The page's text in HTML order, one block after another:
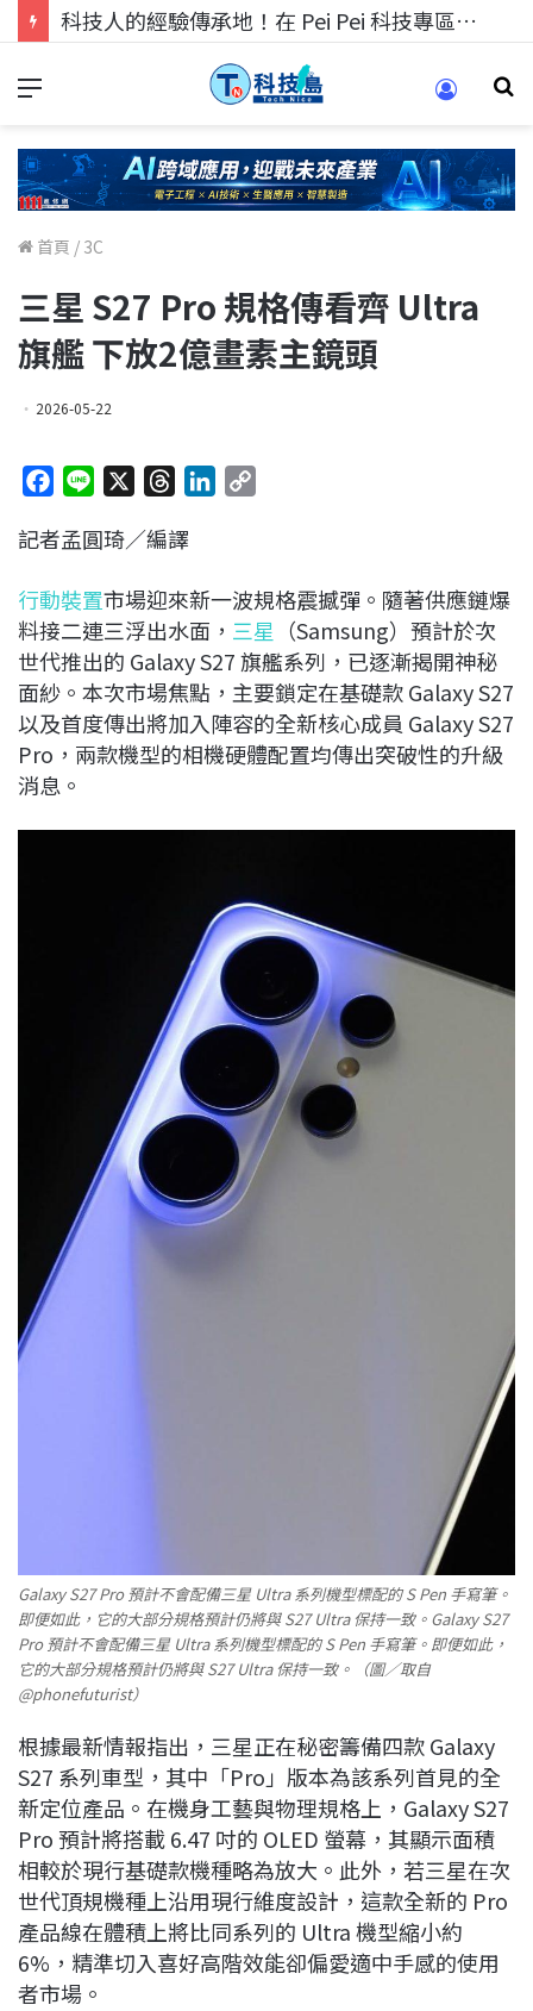
科技人找工作，就到TECH+ 科技專區!
首頁 / 3C
三星 S27 Pro 規格傳看齊 Ultra
旗艦 下放2億畫素主鏡頭
2026-05-22
c
b
o
o
k
n
r
a
d
s
e
d
I
n
L
i
n
k
記者孟圓琦／編譯
行動裝置市場迎來新一波規格震撼彈。隨著供應鏈爆
料接二連三浮出水面， 三星 （Samsung）預計於次
世代推出的 Galaxy S27 旗艦系列，已逐漸揭開神秘
面紗。本次市場焦點，主要鎖定在基礎款 Galaxy S27
以及首度傳出將加入陣容的全新核心成員 Galaxy S27
Pro，兩款機型的相機硬體配置均傳出突破性的升級
消息。
Galaxy S27 Pro 預計不會配備三星 Ultra 系列機型標配的 S Pen 手寫筆。
即便如此，它的大部分規格預計仍將與 S27 Ultra 保持一致。Galaxy S27
Pro 預計不會配備三星 Ultra 系列機型標配的 S Pen 手寫筆。即便如此，
它的大部分規格預計仍將與 S27 Ultra 保持一致。（圖／取自
@phonefuturist）
根據最新情報指出，三星正在秘密籌備四款 Galaxy
S27 系列車型，其中「Pro」版本為該系列首見的全
新定位產品。在機身工藝與物理規格上，Galaxy S27
Pro 預計將搭載 6.47 吋的 OLED 螢幕，其顯示面積
相較於現行基礎款機種略為放大。此外，若三星在次
世代頂規機種上沿用現行維度設計，這款全新的 Pro
產品線在體積上將比同系列的 Ultra 機型縮小約
6%，精準切入喜好高階效能卻偏愛適中手感的使用
者市場。